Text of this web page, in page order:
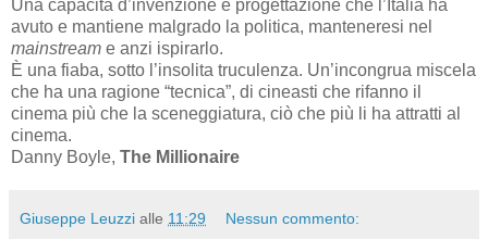
Una capacità d’invenzione e progettazione che l’Italia ha
avuto e mantiene malgrado la politica, manteneresi nel
mainstream e anzi ispirarlo.
È una fiaba, sotto l’insolita truculenza. Un’incongrua miscela
che ha una ragione “tecnica”, di cineasti che rifanno il
cinema più che la sceneggiatura, ciò che più li ha attratti al
cinema.
Danny Boyle, The Millionaire
Giuseppe Leuzzi alle 11:29 Nessun commento: